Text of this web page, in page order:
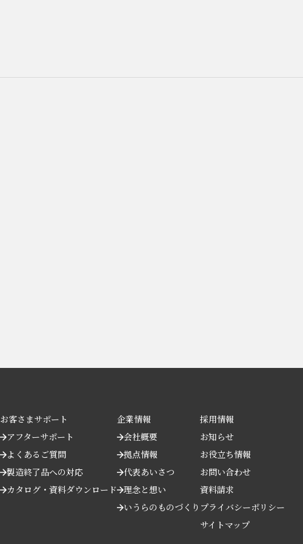
お客さまサポート
アフターサポート
よくあるご質問
製造終了品への対応
カタログ・資料ダウンロード
企業情報
会社概要
拠点情報
代表あいさつ
理念と想い
いうらのものづくり
採用情報
お知らせ
お役立ち情報
お問い合わせ
資料請求
プライバシーポリシー
サイトマップ